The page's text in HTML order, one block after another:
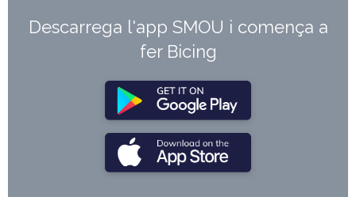
Descarrega l'app SMOU i comença a
fer Bicing